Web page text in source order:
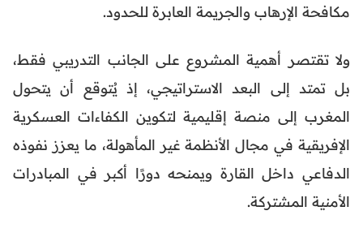
مكافحة الإرهاب والجريمة العابرة للحدود.
ولا تقتصر أهمية المشروع على الجانب التدريبي فقط،
بل تمتد إلى البعد الاستراتيجي، إذ يُتوقع أن يتحول
المغرب إلى منصة إقليمية لتكوين الكفاءات العسكرية
الإفريقية في مجال الأنظمة غير المأهولة، ما يعزز نفوذه
الدفاعي داخل القارة ويمنحه دورًا أكبر في المبادرات
الأمنية المشتركة.